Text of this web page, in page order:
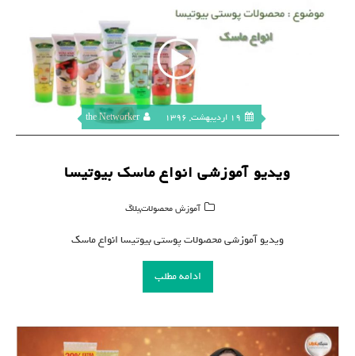
19 اردیبهشت, 1396 the Networker
ویدیو آموزشی انواع ماسک بیوتیسا
آموزش محصولات,بلاگ
ویدیو آموزشی محصولات پوستی بیوتیسا انواع ماسک
ادامه مطلب